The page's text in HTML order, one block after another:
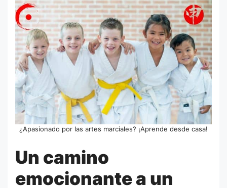
¿Apasionado por las artes marciales? ¡Aprende desde casa!
Un camino
emocionante a un